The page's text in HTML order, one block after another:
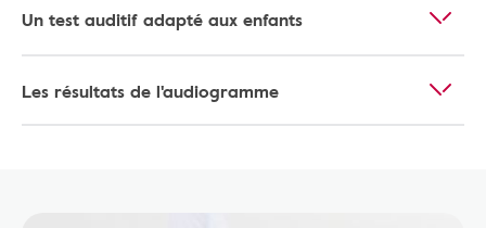
Un test auditif adapté aux enfants
Les résultats de l'audiogramme